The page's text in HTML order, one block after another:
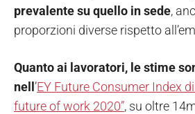
prevalente su quello in sede,
proporzioni diverse rispetto
Quanto ai lavoratori, le stime
nell ’EY Future Consumer Index
future of work 2020”, su oltre